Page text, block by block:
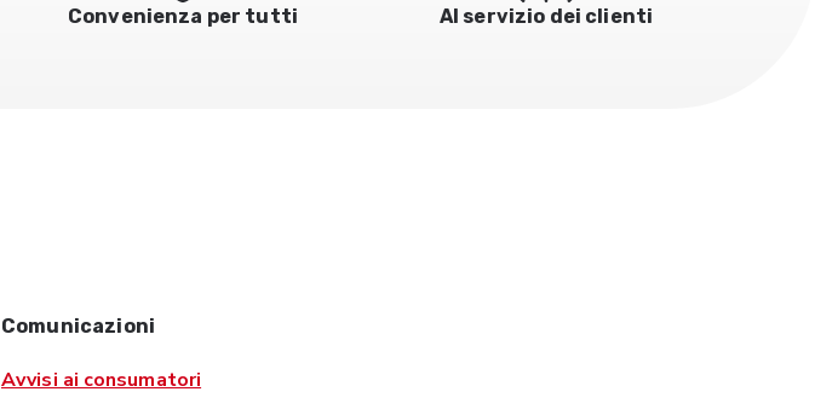
Convenienza per tutti Al servizio dei clienti
Comunicazioni
Avvisi ai consumatori